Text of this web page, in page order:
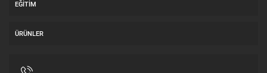
EĞITIM
ÜRÜNLER